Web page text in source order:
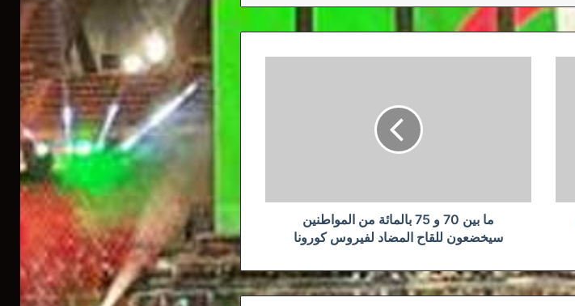
سيخضعون
المضاد
كورونا
ما بين 70 و 75 بالمائة من المواطنين
سيخضعون للقاح المضاد لفيروس كورونا